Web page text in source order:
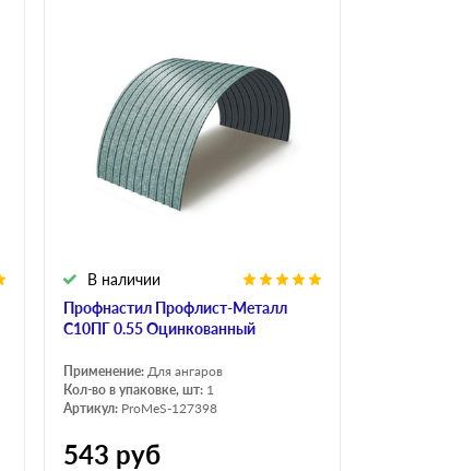
Профнастил Профлист-Металл
C10ПГ 0.55 Оцинкованный
В наличии
Применение: Для ангаров
Кол-во в упаковке, шт: 1
Артикул: ProMeS-127398
543 руб